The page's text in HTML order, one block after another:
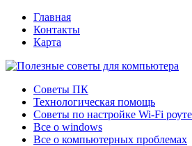
Главная
Контакты
Карта
Советы ПК
Технологическая помощь
Советы по настройке Wi-Fi
Все о windows
Все о компьютерных проблемах